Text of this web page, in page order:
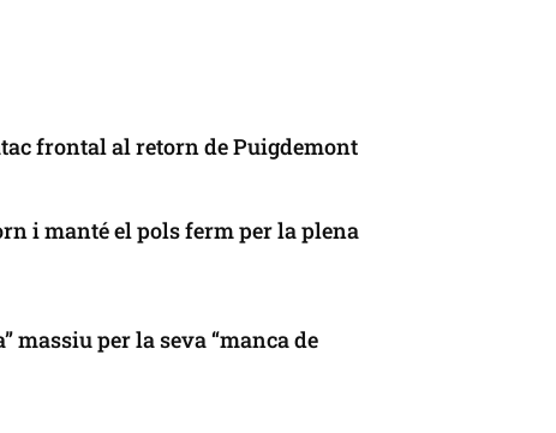
frontal al retorn de Puigdemont
i manté el pols ferm per la plena
massiu per la seva “manca de